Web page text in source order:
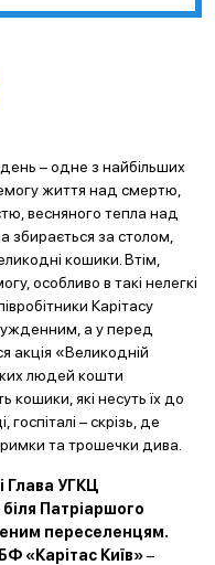
– одне з найбільших
життя над смертю,
весняного тепла над
за столом,
кошики. Втім,
особливо в такі нелегкі
Карітасу
а у перед
акція «Великодній
людей кошти
кошики, які несуть їх до
– скрізь, де
та трошечки дива.
Глава УГКЦ
Патріаршого
переселенцям.
БФ «Карітас Київ»–